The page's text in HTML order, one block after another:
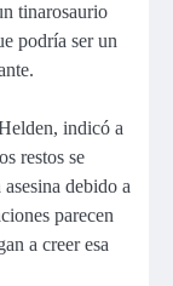
tinarosaurio
podría ser un
indicó a
restos se
debido a
parecen
a creer esa